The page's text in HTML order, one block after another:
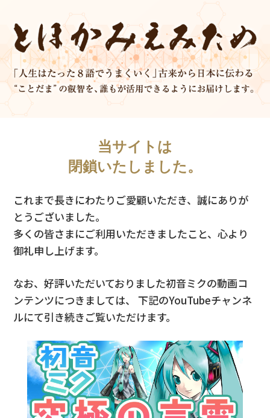
当サイトは
閉鎖いたしました。
これまで長きにわたりご愛顧いただき、誠にありが
とうございました。
多くの皆さまにご利用いただきましたこと、心より
御礼申し上げます。
なお、好評いただいておりました初音ミクの動画コ
ンテンツにつきましては、
下記のYouTubeチャンネ
ルにて引き続きご覧いただけます。